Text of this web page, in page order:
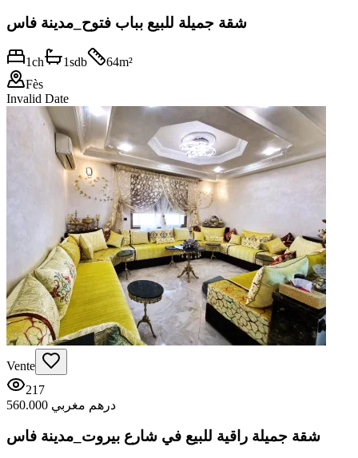
شقة جميلة للبيع بباب فتوح_مدينة فاس
1ch 1sdb 64m²
Fès
Invalid Date
Vente
217
560.000 درهم مغربي
شقة جميلة راقية للبيع في شارع بيروت_مدينة فاس